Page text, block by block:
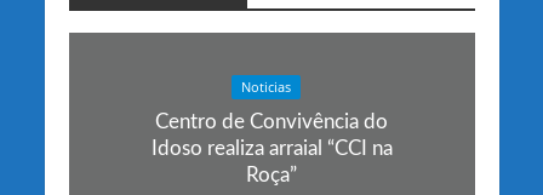
Noticias
Centro de Convivência do
Idoso realiza arraial “CCI na
Roça”